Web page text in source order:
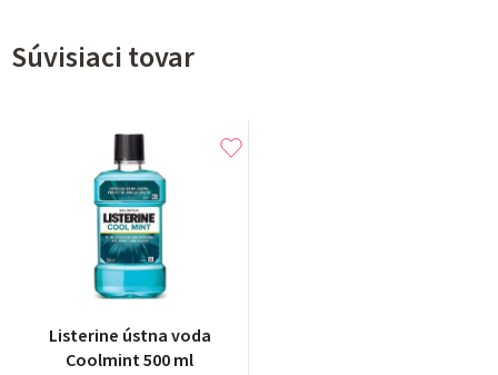
Súvisiaci tovar
Listerine ústna voda
Coolmint 500 ml